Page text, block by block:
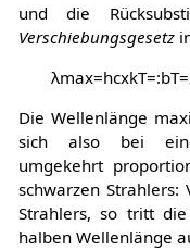
und die
Verschiebungsgesetz
λmax=hcxkT=:bT=
Die Wellenlänge
sich also bei
umgekehrt
schwarzen
Strahlers, so tritt
halben Wellenlänge